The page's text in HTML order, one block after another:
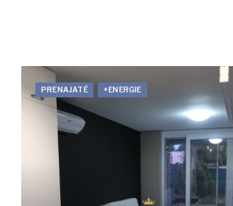
PRENAJATÉ +ENERGIE